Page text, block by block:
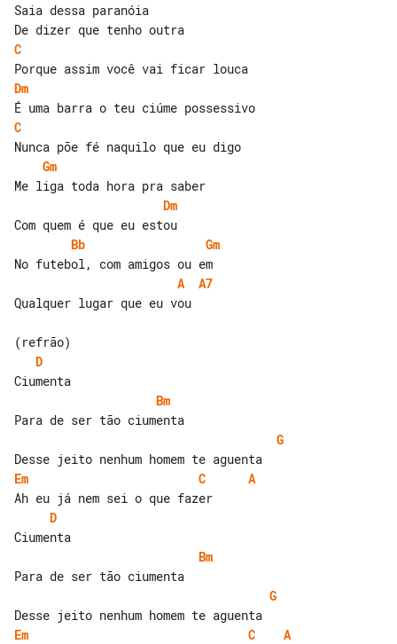
Saia dessa paranóia
C
Dm
C
Gm
Dm
Bb
Gm
A
A7
Qualquer lugar que eu vou
D
Bm
G
Em
C
A
D
Bm
G
Em
C
A